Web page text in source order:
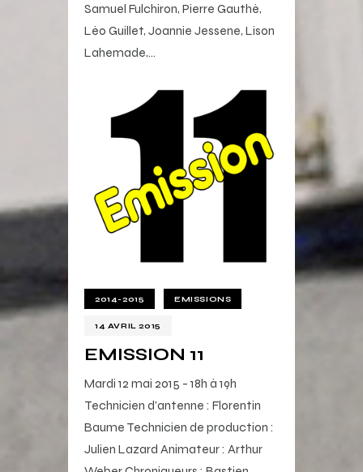
Samuel Fulchiron, Pierre Gauthé,
Léo Guillet, Joannie Jessene, Lison
Lahemade,…
2014-2015 EMISSIONS
14 AVRIL 2015
EMISSION 11
Mardi 12 mai 2015 - 18h à 19h
Technicien d'antenne : Florentin
Baume Technicien de production :
Julien Lazard Animateur : Arthur